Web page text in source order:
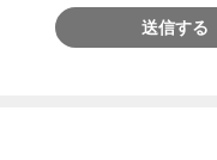
送信する